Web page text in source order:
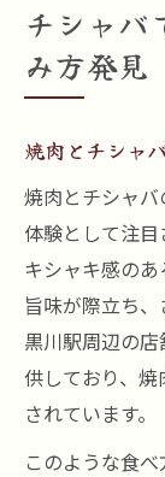
焼肉
融合
焼肉
方
焼肉
方法
焼肉
焼肉
ント
焼肉
術
チシャバ
み方発見
焼肉とチシャ
焼肉とチシャ
体験として注
キシャキ感の
旨味が際立ち
黒川駅周辺の
供しており、
されています。
このような食